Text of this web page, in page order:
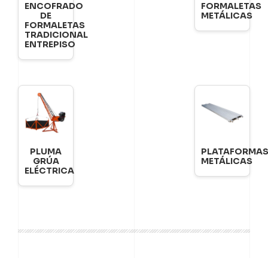
ENCOFRADO
DE
FORMALETAS
TRADICIONAL
ENTREPISO
FORMALETAS
METÁLICAS
PLUMA
GRÚA
ELÉCTRICA
PLATAFORMAS
METÁLICAS